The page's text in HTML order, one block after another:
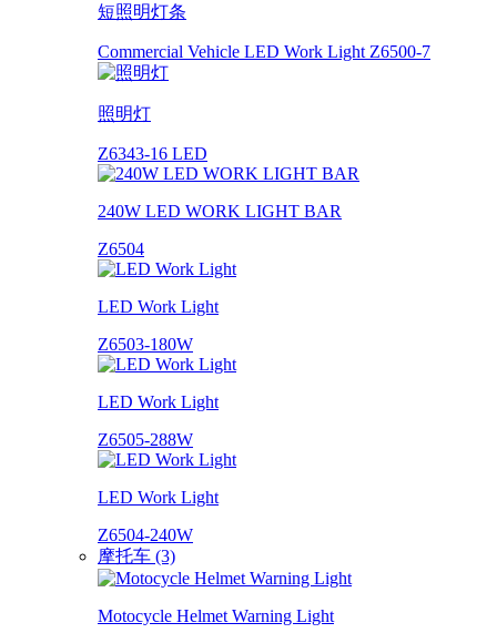
短照明灯条
Commercial Vehicle LED Work Light Z6500-7
照明灯
Z6343-16 LED
240W LED WORK LIGHT BAR
Z6504
LED Work Light
Z6503-180W
LED Work Light
Z6505-288W
LED Work Light
Z6504-240W
摩托车 (3)
Motocycle Helmet Warning Light